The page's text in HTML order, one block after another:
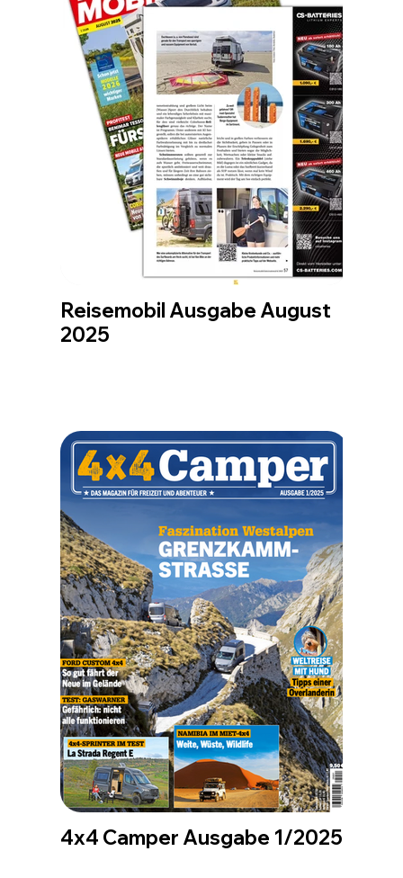
Reisemobil Ausgabe August
2025
4x4 Camper Ausgabe 1/2025